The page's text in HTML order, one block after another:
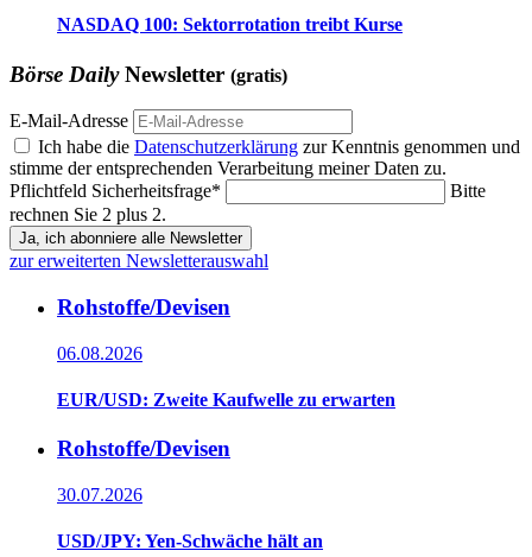
NASDAQ 100: Sektorrotation treibt Kurse
Börse DailyNewsletter (gratis)
E-Mail-Adresse
Ich habe die Datenschutzerklärung zur Kenntnis genommen und
stimme der entsprechenden Verarbeitung meiner Daten zu.
Pflichtfeld Sicherheitsfrage*
Bitte
rechnen Sie 2 plus 2.
Ja, ich abonniere alle Newsletter
zur erweiterten Newsletterauswahl
Rohstoffe/Devisen
06.08.2026
EUR/USD: Zweite Kaufwelle zu erwarten
Rohstoffe/Devisen
30.07.2026
USD/JPY: Yen-Schwäche hält an